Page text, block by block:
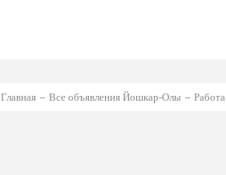
Главная Все объявления Йошкар-Олы Работа